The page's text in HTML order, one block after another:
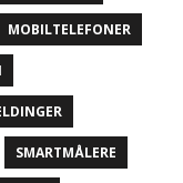
MOBILTELEFONER
SMARTMÅLERE